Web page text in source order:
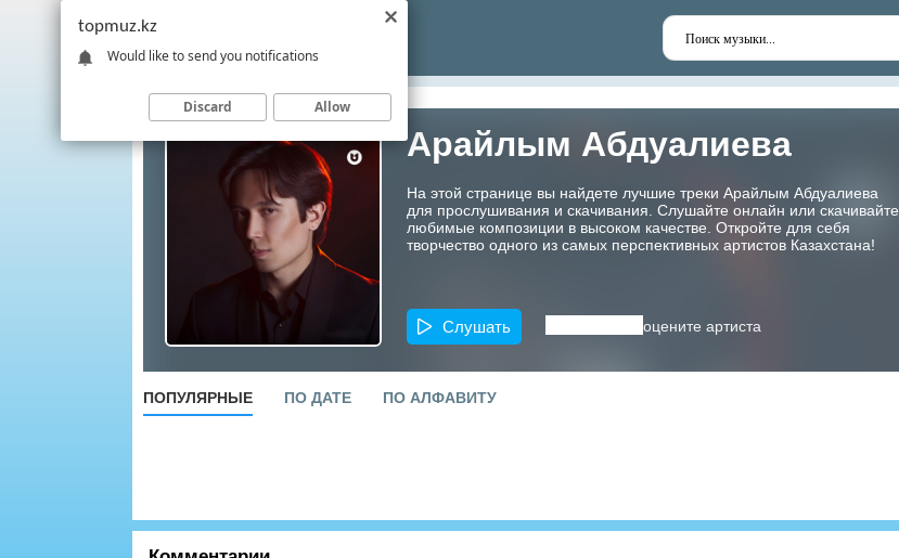
Арайлым Абдуалиева
На этой странице вы найдете лучшие треки Арайлым Абдуалиева
для прослушивания и скачивания. Слушайте онлайн или скачивайте
любимые композиции в высоком качестве. Откройте для себя
творчество одного из самых перспективных артистов Казахстана!
Слушать оцените артиста
ПОПУЛЯРНЫЕ ПО ДАТЕ ПО АЛФАВИТУ
topmuz.kz
Would like to send you notifications
Discard Allow